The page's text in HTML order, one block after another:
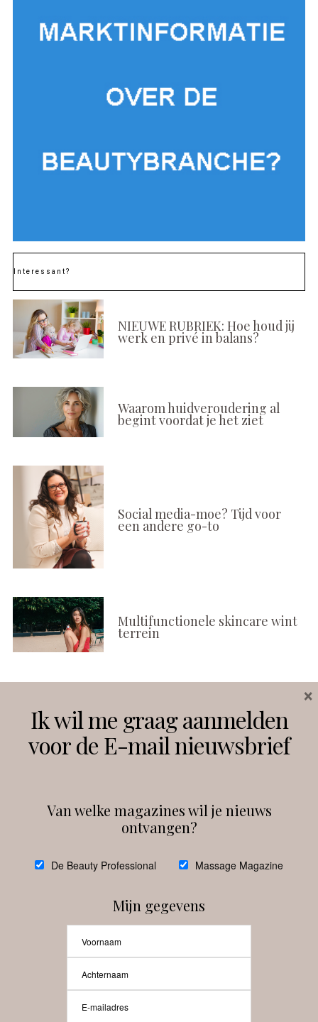
Interessant?
NIEUWE RUBRIEK: Hoe houd jij
werk en privé in balans?
Waarom huidveroudering al
begint voordat je het ziet
Social media-moe? Tijd voor
een andere go-to
Multifunctionele skincare wint
terrein
Instagram Facebook
debeautyprofessional
Ik wil me graag aanmelden
voor de E-mail nieuwsbrief
Van welke magazines wil je nieuws
ontvangen?
De Beauty Professional Massage Magazine
Mijn gegevens
×